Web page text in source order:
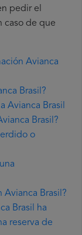
pedir el
caso de que
Avianca
Brasil?
Avianca Brasil
Brasil?
o
Avianca Brasil?
Brasil ha
reserva de